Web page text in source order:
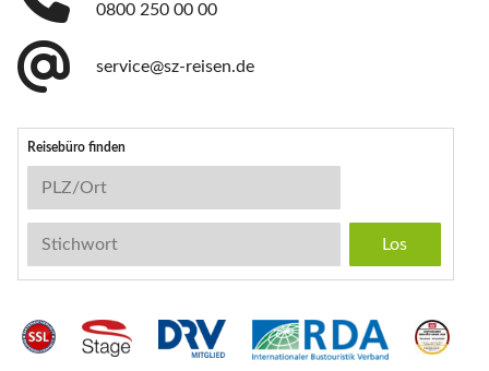
0800 250 00 00
service@sz-reisen.de
Reisebüro finden
Reisebüro-Suche
PLZ/Ort